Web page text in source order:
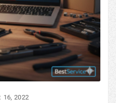
16, 2022